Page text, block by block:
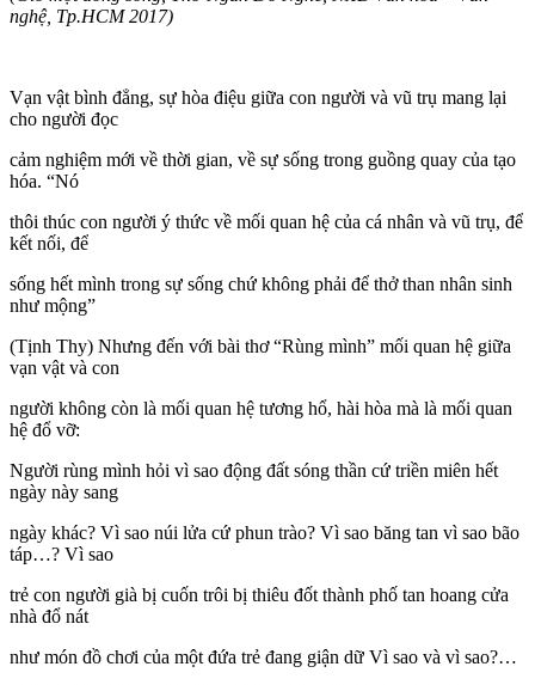
nghệ, Tp.HCM 2017)
Vạn vật bình đẳng, sự hòa điệu giữa con người và vũ trụ mang lại
cho người đọc
cảm nghiệm mới về thời gian, về sự sống trong guồng quay của tạo
hóa. “Nó
thôi thúc con người ý thức về mối quan hệ của cá nhân và vũ trụ, để
kết nối, để
sống hết mình trong sự sống chứ không phải để thở than nhân sinh
như mộng”
(Tịnh Thy) Nhưng đến với bài thơ “Rùng mình” mối quan hệ giữa
vạn vật và con
người không còn là mối quan hệ tương hổ, hài hòa mà là mối quan
hệ đổ vỡ:
Người rùng mình hỏi vì sao động đất sóng thần cứ triền miên hết
ngày này sang
ngày khác? Vì sao núi lửa cứ phun trào? Vì sao băng tan vì sao bão
táp…? Vì sao
trẻ con người già bị cuốn trôi bị thiêu đốt thành phố tan hoang cửa
nhà đổ nát
như món đồ chơi của một đứa trẻ đang giận dữ Vì sao và vì sao?…